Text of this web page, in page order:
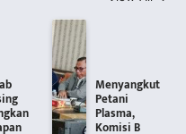
Menyangkut
Petani
Plasma,
Komisi B